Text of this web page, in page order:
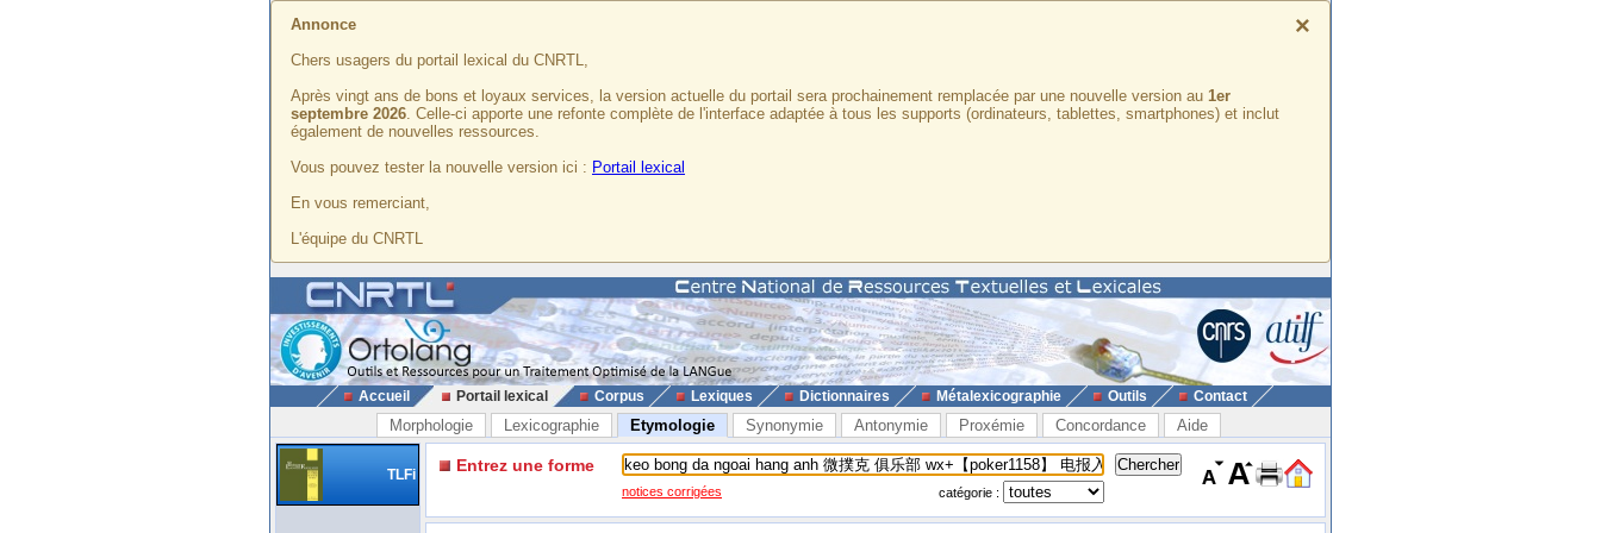
×
Annonce
Chers usagers du portail lexical du CNRTL,
Après vingt ans de bons et loyaux services, la version actuelle du portail sera prochainement remplacée par une nouvelle version au 1er
septembre 2026. Celle-ci apporte une refonte complète de l'interface adaptée à tous les supports (ordinateurs, tablettes, smartphones) et inclut
également de nouvelles ressources.
Vous pouvez tester la nouvelle version ici : Portail lexical
En vous remerciant,
L'équipe du CNRTL
Accueil Portail lexical Corpus Lexiques Dictionnaires Métalexicographie Outils Contact
Morphologie Lexicographie Etymologie Synonymie Antonymie Proxémie Concordance Aide
TLFi Entrez une forme
notices corrigées catégorie :